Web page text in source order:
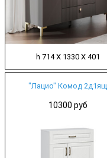
h 714 Х 1330 Х 401
"Лацио" Комод 2д1ящ
10300 руб